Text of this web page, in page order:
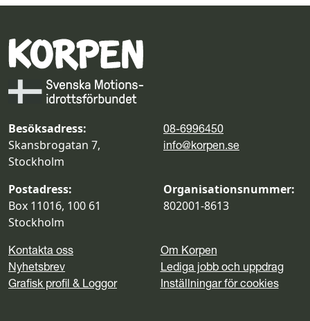
Besöksadress:
Skansbrogatan 7,
Stockholm
08-6996450
info@korpen.se
Postadress:
Box 11016, 100 61
Stockholm
Organisationsnummer:
802001-8613
Kontakta oss
Om Korpen
Nyhetsbrev
Lediga jobb och uppdrag
Grafisk profil & Loggor
Inställningar för cookies